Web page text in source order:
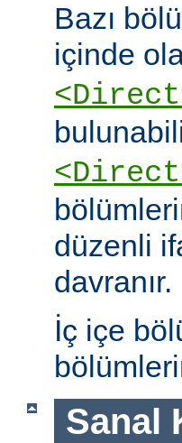
Bazı
içinde
düzenli
davranır.
İç içe
Sanal